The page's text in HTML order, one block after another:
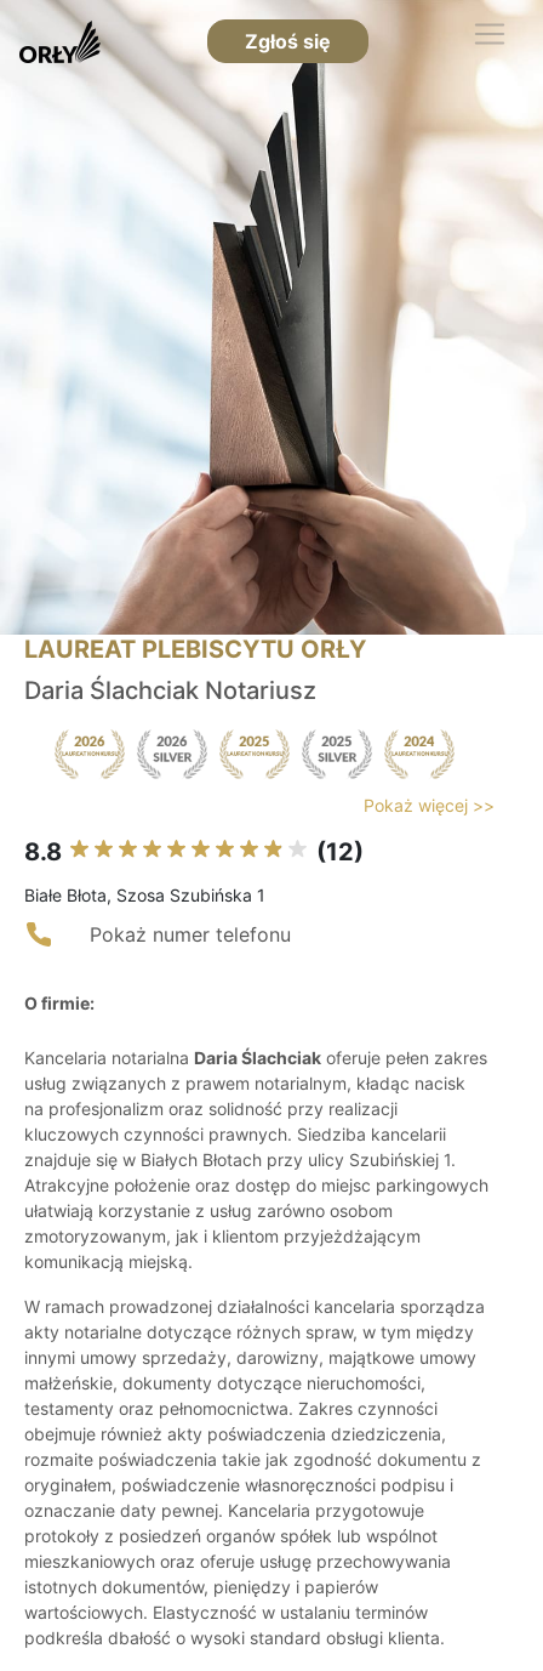
Zgłoś się
LAUREAT PLEBISCYTU ORŁY
Daria Ślachciak Notariusz
Pokaż więcej >>
8.8 (12)
Białe Błota, Szosa Szubińska 1
Pokaż numer telefonu
O firmie:
Kancelaria notarialna Daria Ślachciak oferuje pełen zakres
usług związanych z prawem notarialnym, kładąc nacisk
na profesjonalizm oraz solidność przy realizacji
kluczowych czynności prawnych. Siedziba kancelarii
znajduje się w Białych Błotach przy ulicy Szubińskiej 1.
Atrakcyjne położenie oraz dostęp do miejsc parkingowych
ułatwiają korzystanie z usług zarówno osobom
zmotoryzowanym, jak i klientom przyjeżdżającym
komunikacją miejską.
W ramach prowadzonej działalności kancelaria sporządza
akty notarialne dotyczące różnych spraw, w tym między
innymi umowy sprzedaży, darowizny, majątkowe umowy
małżeńskie, dokumenty dotyczące nieruchomości,
testamenty oraz pełnomocnictwa. Zakres czynności
obejmuje również akty poświadczenia dziedziczenia,
rozmaite poświadczenia takie jak zgodność dokumentu z
oryginałem, poświadczenie własnoręczności podpisu i
oznaczanie daty pewnej. Kancelaria przygotowuje
protokoły z posiedzeń organów spółek lub wspólnot
mieszkaniowych oraz oferuje usługę przechowywania
istotnych dokumentów, pieniędzy i papierów
wartościowych. Elastyczność w ustalaniu terminów
podkreśla dbałość o wysoki standard obsługi klienta.